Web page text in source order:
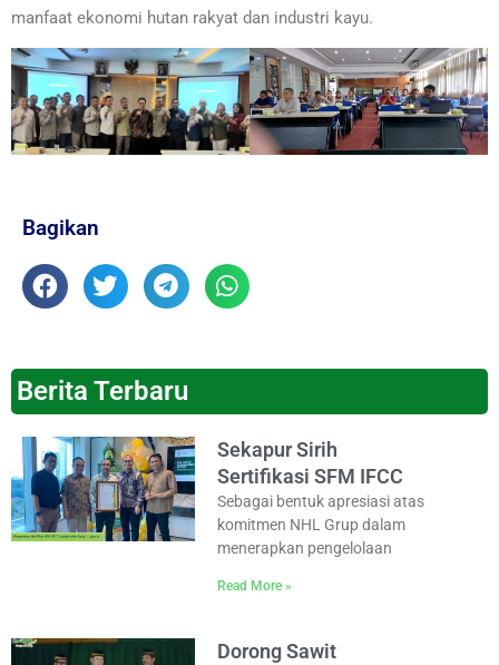
manfaat ekonomi hutan rakyat dan industri kayu.
Bagikan
Berita Terbaru
Sekapur Sirih
Sertifikasi SFM IFCC
Sebagai bentuk apresiasi atas
komitmen NHL Grup dalam
menerapkan pengelolaan
Read More »
Dorong Sawit